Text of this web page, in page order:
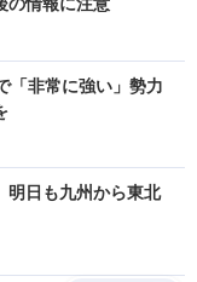
非常に強い」勢力
日も九州から東北